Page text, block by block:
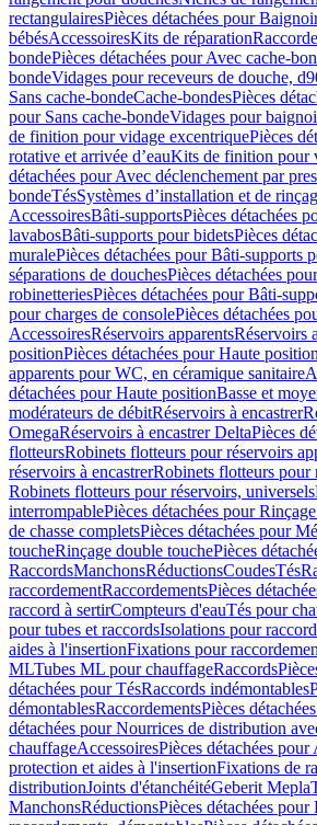
rectangulairesPièces détachées pour
bébésAccessoiresKits de réparation
bondePièces détachées pour Avec cache-
bondeVidages pour receveurs de douche,
Sans cache-bondeCache-bondesPièces
pour Sans cache-bondeVidages pour
de finition pour vidage excentriquePièces
rotative et arrivée d’eauKits de finition pour
détachées pour Avec déclenchement par
bondeTésSystèmes d’installation et de
AccessoiresBâti-supportsPièces détachées
lavabosBâti-supports pour bidetsPièces
muralePièces détachées pour Bâti-supports
séparations de douchesPièces détachées
robinetteriesPièces détachées pour Bâti-
pour charges de consolePièces détachées
AccessoiresRéservoirs apparentsRéservoirs
positionPièces détachées pour Haute position
apparents pour WC, en céramique sanitaire
détachées pour Haute positionBasse et
modérateurs de débitRéservoirs à encastrer
OmegaRéservoirs à encastrer DeltaPièces
flotteursRobinets flotteurs pour réservoirs
réservoirs à encastrerRobinets flotteurs pour
Robinets flotteurs pour réservoirs, universels
interrompablePièces détachées pour
de chasse completsPièces détachées pour
toucheRinçage double touchePièces
RaccordsManchonsRéductionsCoudesTés
raccordementRaccordementsPièces
raccord à sertirCompteurs d'eauTés pour
pour tubes et raccordsIsolations pour
aides à l'insertionFixations pour
MLTubes ML pour chauffageRaccords
détachées pour TésRaccords indémontables
démontablesRaccordementsPièces
détachées pour Nourrices de distribution
chauffageAccessoiresPièces détachées pour
protection et aides à l'insertionFixations de
distributionJoints d'étanchéitéGeberit Mepla
ManchonsRéductionsPièces détachées pour